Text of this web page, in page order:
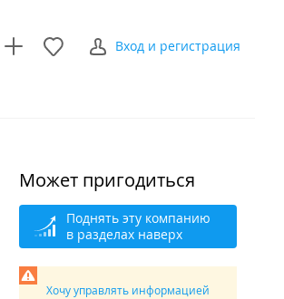
Вход и регистрация
Может пригодиться
Поднять эту компанию
в разделах наверх
Хочу управлять информацией